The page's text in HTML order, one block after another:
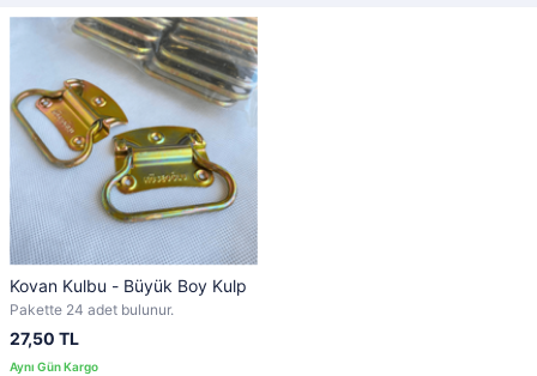
Kovan Kulbu - Büyük Boy Kulp
Pakette 24 adet bulunur.
27,50 TL